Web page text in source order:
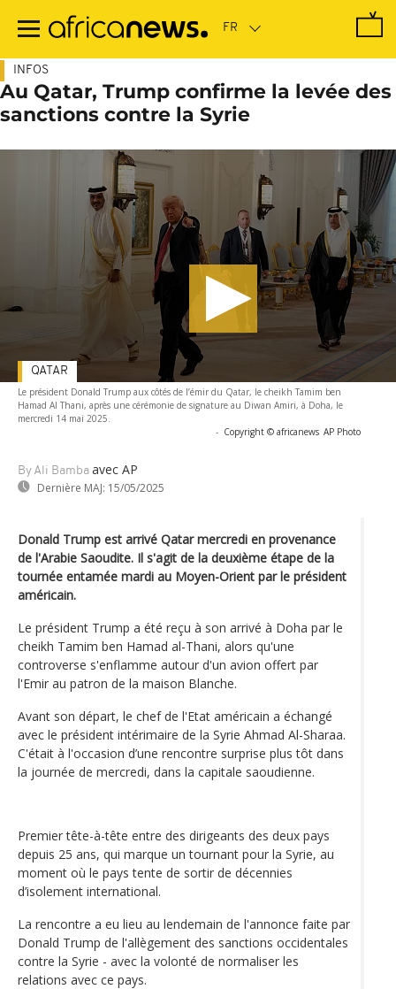
contenu
INFOS
Au Qatar, Trump confirme la levée des
sanctions contre la Syrie
Le président Donald Trump aux côtés de l’émir du Qatar, le cheikh Tamim ben
Hamad Al Thani, après une cérémonie de signature au Diwan Amiri, à Doha, le
mercredi 14 mai 2025.
- Copyright © africanews AP Photo
By Ali Bamba avec AP
Dernière MAJ: 15/05/2025
QATAR
Donald Trump est arrivé Qatar mercredi en provenance
de l'Arabie Saoudite. Il s'agit de la deuxième étape de la
tournée entamée mardi au Moyen-Orient par le président
américain.
Le président Trump a été reçu à son arrivé à Doha par le
cheikh Tamim ben Hamad al-Thani, alors qu'une
controverse s'enflamme autour d'un avion offert par
l'Emir au patron de la maison Blanche.
Avant son départ, le chef de l'Etat américain a échangé
avec le président intérimaire de la Syrie Ahmad Al-Sharaa.
C'était à l'occasion d’une rencontre surprise plus tôt dans
la journée de mercredi, dans la capitale saoudienne.
Premier tête-à-tête entre des dirigeants des deux pays
depuis 25 ans, qui marque un tournant pour la Syrie, au
moment où le pays tente de sortir de décennies
d’isolement international.
La rencontre a eu lieu au lendemain de l'annonce faite par
Donald Trump de l'allègement des sanctions occidentales
contre la Syrie - avec la volonté de normaliser les
relations avec ce pays.